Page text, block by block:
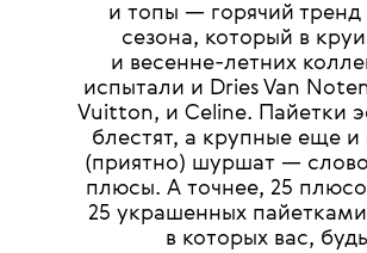
и топы — горячий тренд
сезона, который в
и весенне-летних
испытали и Dries Van
Vuitton, и Celine. Пайетки
блестят, а крупные еще и
(приятно) шуршат —
плюсы. А точнее, 25
25 украшенных
в которых вас, будь